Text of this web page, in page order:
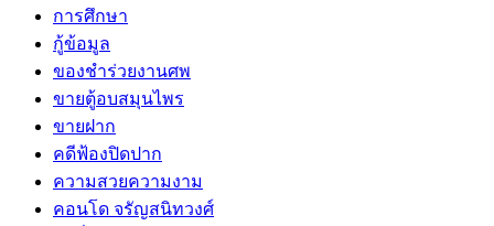
การศึกษา
กู้ข้อมูล
ของชำร่วยงานศพ
ขายตู้อบสมุนไพร
ขายฝาก
คดีฟ้องปิดปาก
ความสวยความงาม
คอนโด จรัญสนิทวงศ์